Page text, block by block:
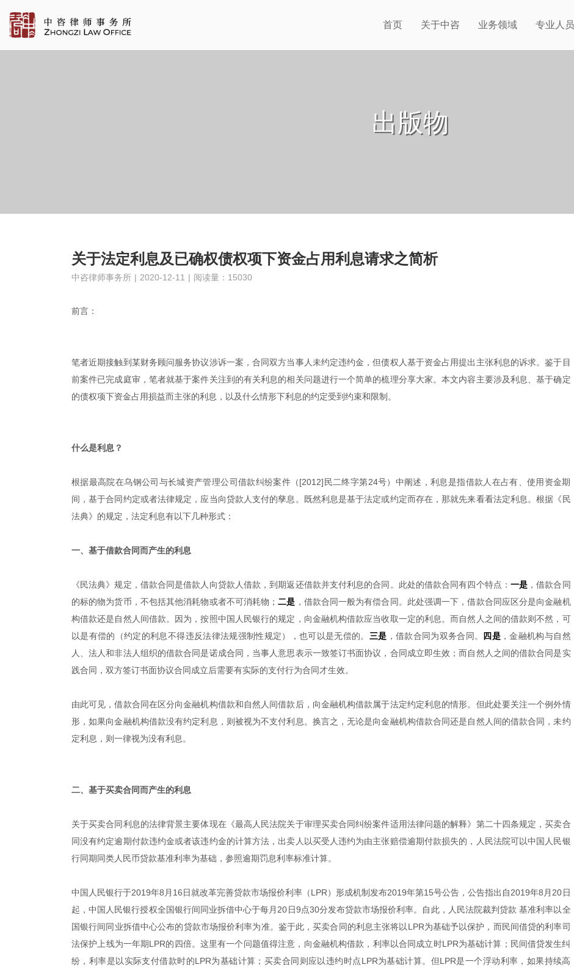
首页 关于中咨 业务领域 专业人员
出版物
关于法定利息及已确权债权项下资金占用利息请求之简析
中咨律师事务所 | 2020-12-11 | 阅读量：15030
前言：
笔者近期接触到某财务顾问服务协议涉诉一案，合同双方当事人未约定违约金，但债权人基于资金占用提出主张利息的诉求。鉴于目
前案件已完成庭审，笔者就基于案件关注到的有关利息的相关问题进行一个简单的梳理分享大家。本文内容主要涉及利息、基于确定
的债权项下资金占用损益而主张的利息，以及什么情形下利息的约定受到约束和限制。
什么是利息？
根据最高院在乌钢公司与长城资产管理公司借款纠纷案件（[2012]民二终字第24号）中阐述，利息是指借款人在占有、使用资金期
间，基于合同约定或者法律规定，应当向贷款人支付的孳息。既然利息是基于法定或约定而存在，那就先来看看法定利息。根据《民
法典》的规定，法定利息有以下几种形式：
一、基于借款合同而产生的利息
《民法典》规定，借款合同是借款人向贷款人借款，到期返还借款并支付利息的合同。此处的借款合同有四个特点： 一是 ，借款合同
的标的物为货币，不包括其他消耗物或者不可消耗物；二是 ，借款合同一般为有偿合同。此处强调一下，借款合同应区分是向金融机
构借款还是自然人间借款。因为，按照中国人民银行的规定，向金融机构借款应当收取一定的利息。而自然人之间的借款则不然，可
以是有偿的（约定的利息不得违反法律法规强制性规定），也可以是无偿的。 三是 ，借款合同为双务合同。 四是 ，金融机构与自然
人、法人和非法人组织的借款合同是诺成合同，当事人意思表示一致签订书面协议，合同成立即生效；而自然人之间的借款合同是实
践合同，双方签订书面协议合同成立后需要有实际的支付行为合同才生效。
由此可见，借款合同在区分向金融机构借款和自然人间借款后，向金融机构借款属于法定约定利息的情形。但此处要关注一个例外情
形，如果向金融机构借款没有约定利息，则被视为不支付利息。换言之，无论是向金融机构借款合同还是自然人间的借款合同，未约
定利息，则一律视为没有利息。
二、基于买卖合同而产生的利息
关于买卖合同利息的法律背景主要体现在《最高人民法院关于审理买卖合同纠纷案件适用法律问题的解释》第二十四条规定，买卖合
同没有约定逾期付款违约金或者该违约金的计算方法，出卖人以买受人违约为由主张赔偿逾期付款损失的，人民法院可以中国人民银
行同期同类人民币贷款基准利率为基础，参照逾期罚息利率标准计算。
中国人民银行于2019年8月16日就改革完善贷款市场报价利率（LPR）形成机制发布2019年第15号公告，公告指出自2019年8月20日
起，中国人民银行授权全国银行间同业拆借中心于每月20日9点30分发布贷款市场报价利率。自此，人民法院裁判贷款 基准利率以全
国银行间同业拆借中心公布的贷款市场报价利率为准。鉴于此，买卖合同的利息主张将以LPR为基础予以保护，而民间借贷的利率司
法保护上线为一年期LPR的四倍。这里有一个问题值得注意，向金融机构借款，利率以合同成立时LPR为基础计算；民间借贷发生纠
纷，利率是以实际支付借款时的LPR为基础计算；买卖合同则应以违约时点LPR为基础计算。但LPR是一个浮动利率，如果持续高